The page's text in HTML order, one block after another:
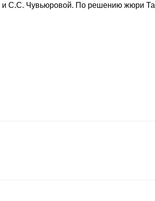
и С.С. Чувьюровой. По решению жюри